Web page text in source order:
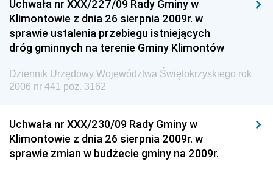
Uchwała nr XXX/227/09 Rady Gminy w
Klimontowie z dnia 26 sierpnia 2009r. w
sprawie ustalenia przebiegu istniejących
dróg gminnych na terenie Gminy Klimontów
Dziennik Urzędowy Województwa Świętokrzyskiego rok
2006 nr 441 poz. 3162
Uchwała nr XXX/230/09 Rady Gminy w
Klimontowie z dnia 26 sierpnia 2009r. w
sprawie zmian w budżecie gminy na 2009r.